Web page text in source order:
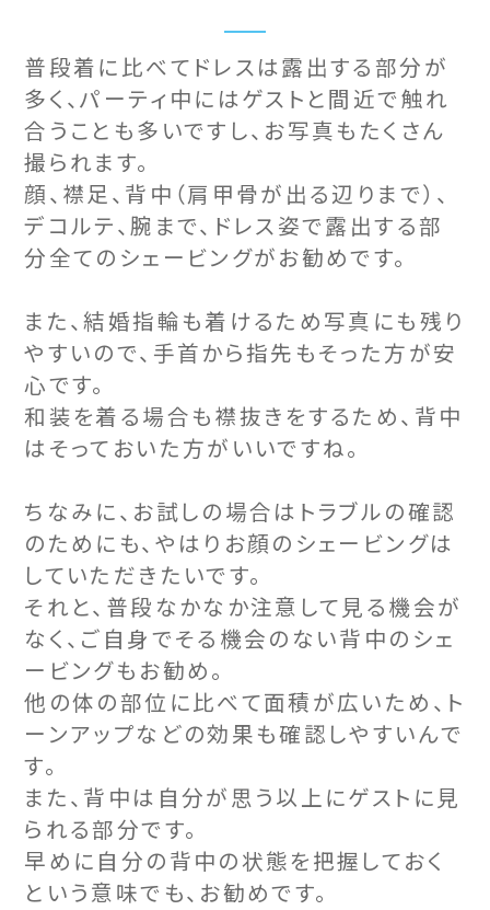
普段着に比べてドレスは露出する部分が
多く、パーティ中にはゲストと間近で触れ
合うことも多いですし、お写真もたくさん
撮られます。
顔、襟足、背中（肩甲骨が出る辺りまで）、
デコルテ、腕まで、ドレス姿で露出する部
分全てのシェービングがお勧めです。
また、結婚指輪も着けるため写真にも残り
やすいので、手首から指先もそった方が安
心です。
和装を着る場合も襟抜きをするため、背中
はそっておいた方がいいですね。
ちなみに、お試しの場合はトラブルの確認
のためにも、やはりお顔のシェービングは
していただきたいです。
それと、普段なかなか注意して見る機会が
なく、ご自身でそる機会のない背中のシェ
ービングもお勧め。
他の体の部位に比べて面積が広いため、ト
ーンアップなどの効果も確認しやすいんで
す。
また、背中は自分が思う以上にゲストに見
られる部分です。
早めに自分の背中の状態を把握しておく
という意味でも、お勧めです。